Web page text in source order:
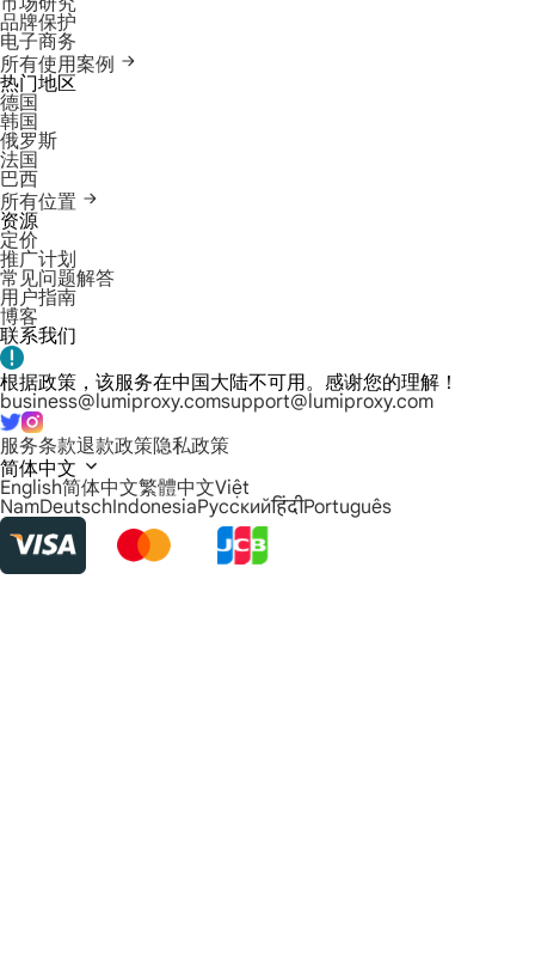
品牌保护
电子商务
所有使用案例
热门地区
德国
韩国
俄罗斯
法国
巴西
所有位置
资源
定价
推广计划
常见问题解答
用户指南
博客
联系我们
根据政策，该服务在中国大陆不可用。感谢您的理解！
business@lumiproxy.comsupport@lumiproxy.com
服务条款退款政策隐私政策
简体中文
English简体中文繁體中文Việt
NamDeutschIndonesiaРусскийहिंदीPortuguês